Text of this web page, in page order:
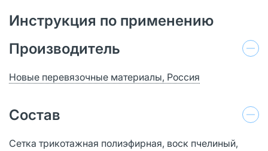
Инструкция по применению
Производитель
Новые перевязочные материалы, Россия
Состав
Сетка трикотажная полиэфирная, воск пчелиный,